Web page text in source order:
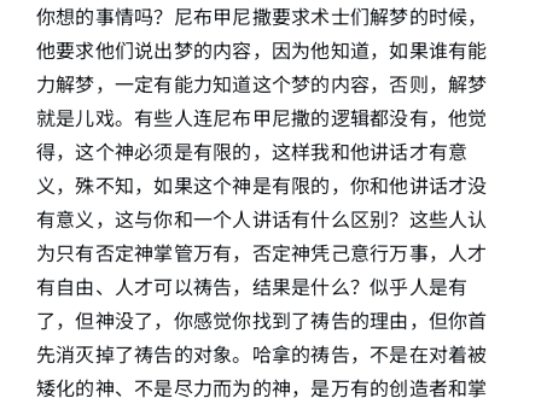
你想的事情吗？尼布甲尼撒要求术士们解梦的时候，
他要求他们说出梦的内容，因为他知道，如果谁有能
力解梦，一定有能力知道这个梦的内容，否则，解梦
就是儿戏。有些人连尼布甲尼撒的逻辑都没有，他觉
得，这个神必须是有限的，这样我和他讲话才有意
义，殊不知，如果这个神是有限的，你和他讲话才没
有意义，这与你和一个人讲话有什么区别？这些人认
为只有否定神掌管万有，否定神凭己意行万事，人才
有自由、人才可以祷告，结果是什么？似乎人是有
了，但神没了，你感觉你找到了祷告的理由，但你首
先消灭掉了祷告的对象。哈拿的祷告，不是在对着被
矮化的神、不是尽力而为的神，是万有的创造者和掌